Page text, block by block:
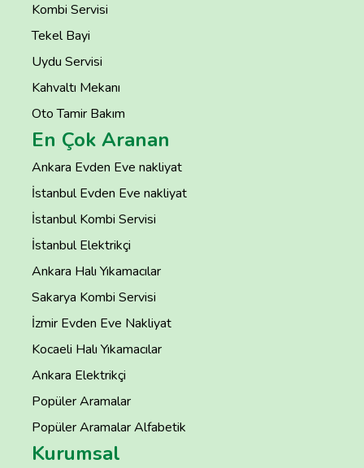
Kombi Servisi
Tekel Bayi
Uydu Servisi
Kahvaltı Mekanı
Oto Tamir Bakım
En Çok Aranan
Ankara Evden Eve nakliyat
İstanbul Evden Eve nakliyat
İstanbul Kombi Servisi
İstanbul Elektrikçi
Ankara Halı Yıkamacılar
Sakarya Kombi Servisi
İzmir Evden Eve Nakliyat
Kocaeli Halı Yıkamacılar
Ankara Elektrikçi
Popüler Aramalar
Popüler Aramalar Alfabetik
Kurumsal